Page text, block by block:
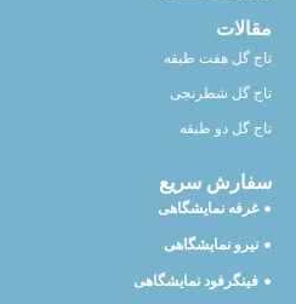
مقالات
تاج گل هفت طبقه
تاج گل شطرنجی
تاج گل دو طبقه
سفارش سریع
غرفه نمایشگاهی
نیرو نمایشگاهی
فینگرفود نمایشگاهی